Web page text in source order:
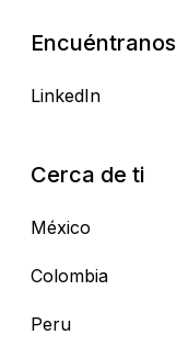
Encuéntranos
LinkedIn
Cerca de ti
México
Colombia
Peru